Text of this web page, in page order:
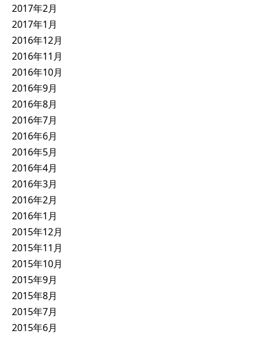
2017年2月
2017年1月
2016年12月
2016年11月
2016年10月
2016年9月
2016年8月
2016年7月
2016年6月
2016年5月
2016年4月
2016年3月
2016年2月
2016年1月
2015年12月
2015年11月
2015年10月
2015年9月
2015年8月
2015年7月
2015年6月